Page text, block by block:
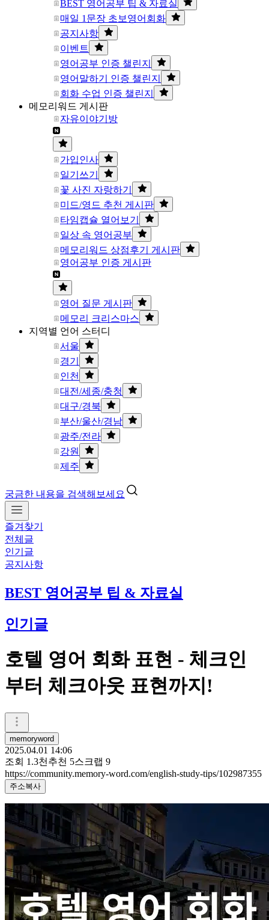
BEST 영어공부 팁 & 자료실
매일 1문장 초보영어회화
공지사항
이벤트
영어공부 인증 챌린지
영어말하기 인증 챌린지
회화 수업 인증 챌린지
메모리워드 게시판
자유이야기방
가입인사
일기쓰기
꽃 사진 자랑하기
미드/영드 추천 게시판
타임캡슐 열어보기
일상 속 영어공부
메모리워드 상점후기 게시판
영어공부 인증 게시판
영어 질문 게시판
메모리 크리스마스
지역별 언어 스터디
서울
경기
인천
대전/세종/충청
대구/경북
부산/울산/경남
광주/전라
강원
제주
궁금한 내용을 검색해보세요
즐겨찾기
전체글
인기글
공지사항
BEST 영어공부 팁 & 자료실
인기글
호텔 영어 회화 표현 - 체크인
부터 체크아웃 표현까지!
memoryword
2025.04.01 14:06
조회 1.3천 추천 5스크랩 9
https://community.memory-word.com/english-study-tips/102987355
주소복사